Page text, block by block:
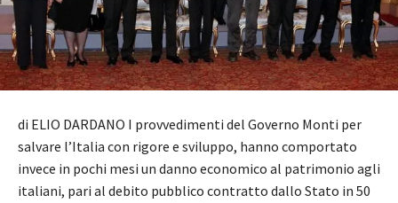
di ELIO DARDANO I provvedimenti del Governo Monti per
salvare l’Italia con rigore e sviluppo, hanno comportato
invece in pochi mesi un danno economico al patrimonio agli
italiani, pari al debito pubblico contratto dallo Stato in 50